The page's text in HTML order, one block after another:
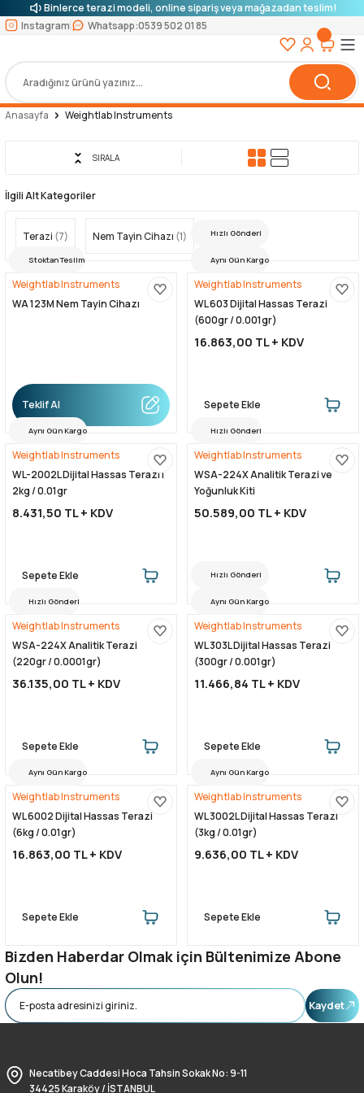
Binlerce terazi modeli, online sipariş veya mağazadan teslim!
Instagram
Whatsapp:0539 502 01 85
Anasayfa Weightlab Instruments
SIRALA
İlgili Alt Kategoriler
Terazi (7) Nem Tayin Cihazı (1)
Stoktan Teslim
Weightlab Instruments
WA 123M Nem Tayin Cihazı
Teklif Al
Hızlı Gönderi
Aynı Gün Kargo
Weightlab Instruments
WL 603 Dijital Hassas Terazi
(600gr / 0.001gr)
16.863,00 TL + KDV
Sepete Ekle
Aynı Gün Kargo
Weightlab Instruments
WL-2002L Dijital Hassas Terazi |
2kg / 0.01gr
8.431,50 TL + KDV
Sepete Ekle
Hızlı Gönderi
Weightlab Instruments
WSA-224X Analitik Terazi ve
Yoğunluk Kiti
50.589,00 TL + KDV
Sepete Ekle
Hızlı Gönderi
Weightlab Instruments
WSA-224X Analitik Terazi
(220gr / 0.0001gr)
36.135,00 TL + KDV
Sepete Ekle
Hızlı Gönderi
Aynı Gün Kargo
Weightlab Instruments
WL 303L Dijital Hassas Terazi
(300gr / 0.001gr)
11.466,84 TL + KDV
Sepete Ekle
Aynı Gün Kargo
Weightlab Instruments
WL 6002 Dijital Hassas Terazi
(6kg / 0.01gr)
16.863,00 TL + KDV
Sepete Ekle
Aynı Gün Kargo
Weightlab Instruments
WL 3002L Dijital Hassas Terazi
(3kg / 0.01gr)
9.636,00 TL + KDV
Sepete Ekle
Bizden Haberdar Olmak için Bültenimize Abone
Olun!
Kaydet
Necatibey Caddesi Hoca Tahsin Sokak No: 9-11
34425 Karaköy / İSTANBUL